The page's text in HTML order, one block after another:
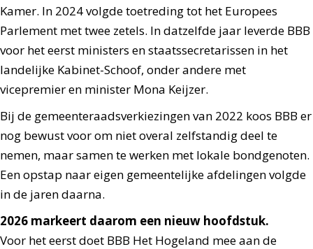
Kamer. In 2024 volgde toetreding tot het Europees
Parlement met twee zetels. In datzelfde jaar leverde BBB
voor het eerst ministers en staatssecretarissen in het
landelijke Kabinet-Schoof, onder andere met
vicepremier en minister Mona Keijzer.
Bij de gemeenteraadsverkiezingen van 2022 koos BBB er
nog bewust voor om niet overal zelfstandig deel te
nemen, maar samen te werken met lokale bondgenoten.
Een opstap naar eigen gemeentelijke afdelingen volgde
in de jaren daarna.
2026 markeert daarom een nieuw hoofdstuk.
Voor het eerst doet BBB Het Hogeland mee aan de